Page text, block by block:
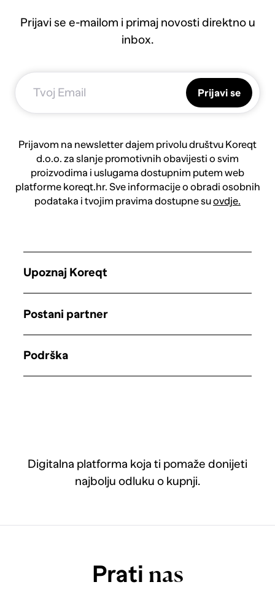
Prijavi se e-mailom i primaj novosti direktno u
inbox.
Prijavi se
Prijavom na newsletter dajem privolu društvu Koreqt
d.o.o. za slanje promotivnih obavijesti o svim
proizvodima i uslugama dostupnim putem web
platforme koreqt.hr. Sve informacije o obradi osobnih
podataka i tvojim pravima dostupne suovdje.
Digitalna platforma koja ti pomaže donijeti
najbolju odluku o kupnji.
Upoznaj Koreqt
Postani partner
Podrška
Prati nas